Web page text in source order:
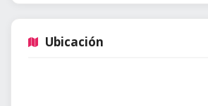
Ubicación